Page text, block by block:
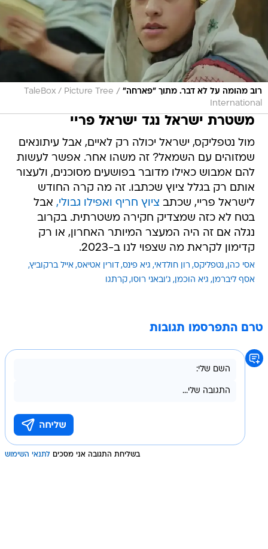
רוב מהומה על לא דבר. מתוך "פארחה" /
TaleBox / Picture Tree
International
משטרת ישראל נגד ישראל פריי
מול נטפליקס, ישראל יכולה רק לאיים, אבל עיתונאים
שמזוהים עם השמאל? זה משהו אחר. אפשר לעשות
להם אמבוש כאילו מדובר בפושעים מסוכנים, ולעצור
אותם רק בגלל ציוץ שכתבו. זה מה קרה החודש
לישראל פריי, שכתב ציוץ חריף ואפילו גבולי, אבל
בטח לא כזה שמצדיק חקירה משטרתית. בקרוב
נגלה אם זה היה המעצר המיותר האחרון, או רק
קדימון לקראת מה שצפוי לנו ב-2023.
אסי כהן נטפליקס רון חולדאי גיא פינס דורין אטיאס אייל ברקוביץ
אסף ליברמן גיא הוכמן ג'ובאני רוסו קרתגו
טרם התפרסמו תגובות
בשליחת התגובה אני מסכים לתנאי השימוש